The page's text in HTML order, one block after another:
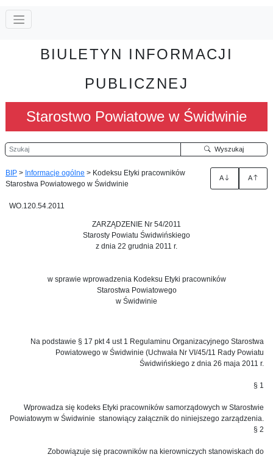
BIULETYN INFORMACJI
PUBLICZNEJ
Starostwo Powiatowe w Świdwinie
Szukaj Wyszukaj
BIP > Informacje ogólne > Kodeksu Etyki pracowników
Starostwa Powiatowego w Świdwinie
A A
WO.120.54.2011
ZARZĄDZENIE Nr 54/2011
Starosty Powiatu Świdwińskiego
z dnia 22 grudnia 2011 r.
w sprawie wprowadzenia Kodeksu Etyki pracowników
Starostwa Powiatowego
w Świdwinie
Na podstawie § 17 pkt 4 ust 1 Regulaminu Organizacyjnego Starostwa
Powiatowego w Świdwinie (Uchwała Nr VI/45/11 Rady Powiatu
Świdwińskiego z dnia 26 maja 2011 r.
§ 1
Wprowadza się kodeks Etyki pracowników samorządowych w Starostwie
Powiatowym w Świdwinie stanowiący załącznik do niniejszego zarządzenia.
§ 2
Zobowiązuje się pracowników na kierowniczych stanowiskach do